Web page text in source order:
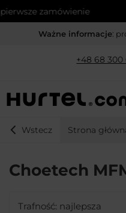
zamówienie
Ważne informacje:
+48 68 300
Wstecz Strona
Choetech
Zmień sortowanie
Trafność: najlepsza